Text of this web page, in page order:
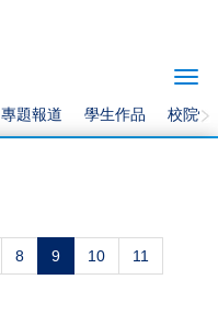
專題報道 學生作品 校院快
8 9(current)
10 11